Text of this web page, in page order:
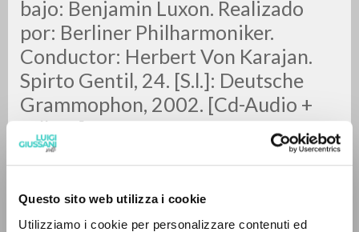
Questo sito web utilizza i cookie
Utilizziamo i cookie per personalizzare contenuti ed
bajo: Benjamin Luxon. Realizado
por: Berliner Philharmoniker.
Conductor: Herbert Von Karajan.
Spirto Gentil, 24. [S.l.]: Deutsche
Grammophon, 2002. [Cd-Audio +
folleto].